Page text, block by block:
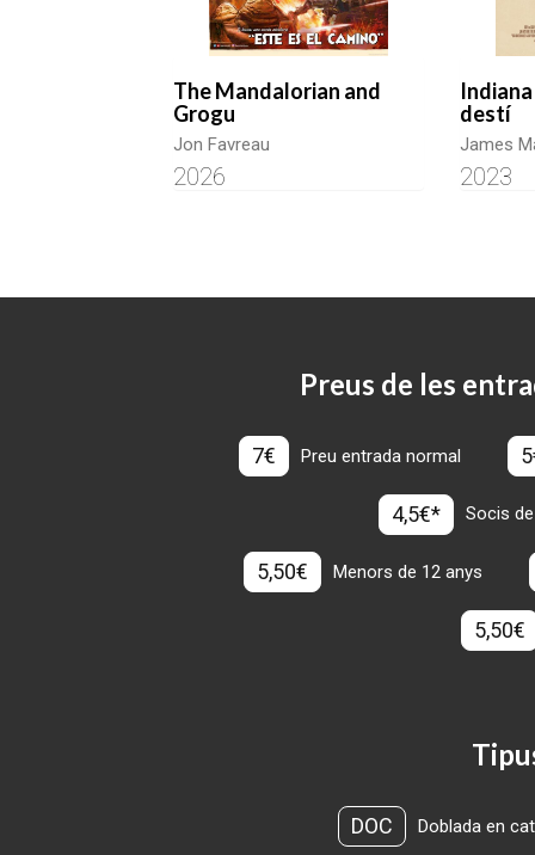
The Mandalorian and
Grogu
Jon Favreau
2026
destí
James
2023
Preus de les
7€ Preu entrada normal
4,5€* Socis
5,50€ Menors de 12 anys
5,50€
DOC Doblada en